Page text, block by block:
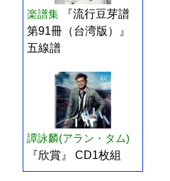
楽譜集
『流行豆芽譜
第91冊（台湾版）』
五線譜
譚詠麟(アラン・タム)
『欣賞』 CD1枚組